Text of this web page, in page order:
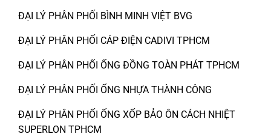
ĐẠI LÝ PHÂN PHỐI BÌNH MINH VIỆT BVG
ĐẠI LÝ PHÂN PHỐI CÁP ĐIỆN CADIVI TPHCM
ĐẠI LÝ PHÂN PHỐI ỐNG ĐỒNG TOÀN PHÁT TPHCM
ĐẠI LÝ PHÂN PHỐI ỐNG NHỰA THÀNH CÔNG
ĐẠI LÝ PHÂN PHỐI ỐNG XỐP BẢO ÔN CÁCH NHIỆT
SUPERLON TPHCM